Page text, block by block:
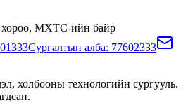
хороо, МХТС-ийн байр
Сургалтын алба: 77602333
холбооны технологийн сургууль.